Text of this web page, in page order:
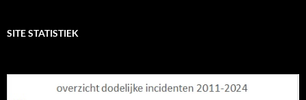
SITE STATISTIEK